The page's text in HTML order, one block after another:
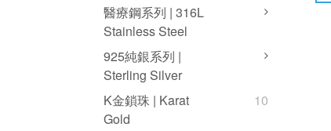
醫療鋼系列 | 316L
Stainless Steel
925純銀系列 |
Sterling Silver
K金鎖珠 | Karat
Gold
10